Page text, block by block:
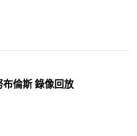
倫斯 錄像回放